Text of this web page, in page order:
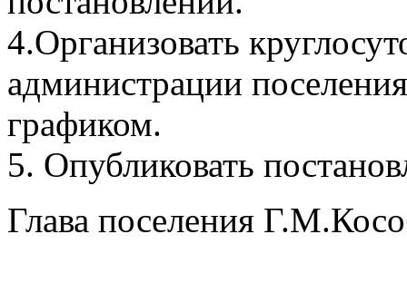
4.Организовать
администрации
графиком.
5. Опубликовать
Глава поселения